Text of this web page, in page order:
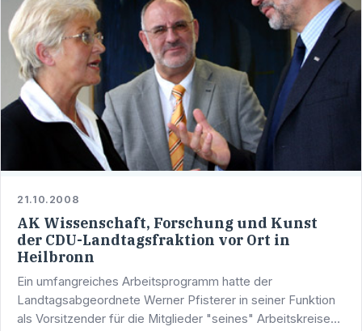
21.10.2008
AK Wissenschaft, Forschung und Kunst
der CDU-Landtagsfraktion vor Ort in
Heilbronn
Ein umfangreiches Arbeitsprogramm hatte der
Landtagsabgeordnete Werner Pfisterer in seiner Funktion
als Vorsitzender für die Mitglieder "seines" Arbeitskreises